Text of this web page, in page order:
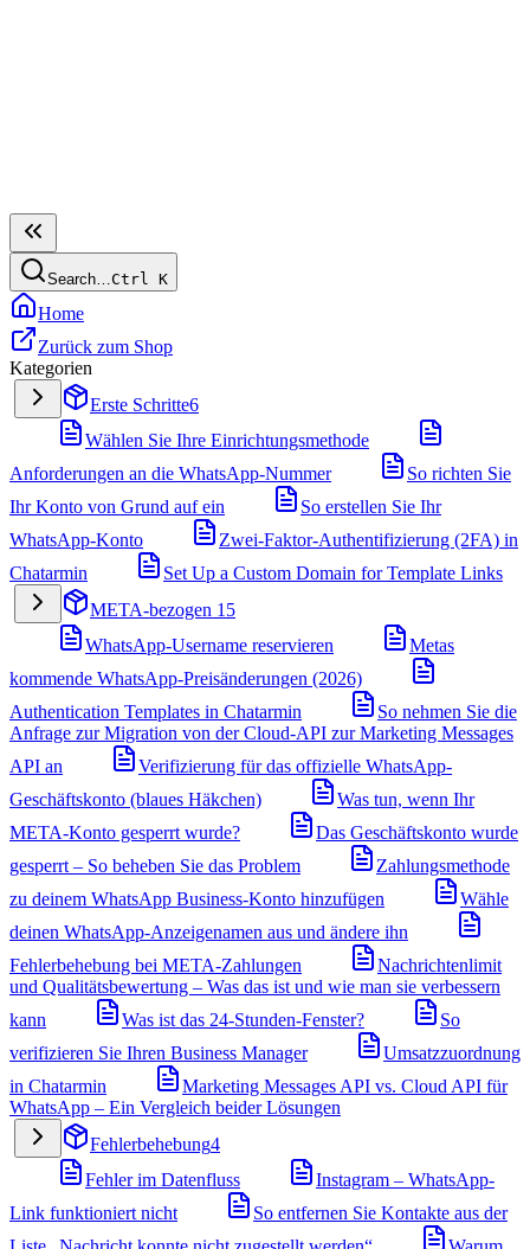
Search…Ctrl K
Home
Zurück zum Shop
Kategorien
Erste Schritte6
Wählen Sie Ihre Einrichtungsmethode
Anforderungen an die WhatsApp-Nummer
So richten Sie
Ihr Konto von Grund auf ein
So erstellen Sie Ihr
WhatsApp-Konto
Zwei-Faktor-Authentifizierung (2FA) in
Chatarmin
Set Up a Custom Domain for Template Links
META-bezogen 15
WhatsApp-Username reservieren
Metas
kommende WhatsApp-Preisänderungen (2026)
Authentication Templates in Chatarmin
So nehmen Sie die
Anfrage zur Migration von der Cloud-API zur Marketing Messages
API an
Verifizierung für das offizielle WhatsApp-
Geschäftskonto (blaues Häkchen)
Was tun, wenn Ihr
META-Konto gesperrt wurde?
Das Geschäftskonto wurde
gesperrt – So beheben Sie das Problem
Zahlungsmethode
zu deinem WhatsApp Business-Konto hinzufügen
Wähle
deinen WhatsApp-Anzeigenamen aus und ändere ihn
Fehlerbehebung bei META-Zahlungen
Nachrichtenlimit
und Qualitätsbewertung – Was das ist und wie man sie verbessern
kann
Was ist das 24-Stunden-Fenster?
So
verifizieren Sie Ihren Business Manager
Umsatzzuordnung
in Chatarmin
Marketing Messages API vs. Cloud API für
WhatsApp – Ein Vergleich beider Lösungen
Fehlerbehebung4
Fehler im Datenfluss
Instagram – WhatsApp-
Link funktioniert nicht
So entfernen Sie Kontakte aus der